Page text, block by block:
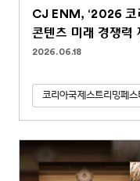
CJ ENM, ‘2026 코
콘텐츠 미래 경쟁력
2026.06.18
코리아국제스트리밍페